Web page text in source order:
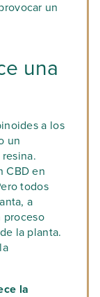
un
una
a los
un
CBD en
todos
a
proceso
la planta.
la